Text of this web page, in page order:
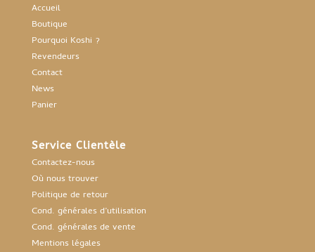
Accueil
Boutique
Pourquoi Koshi ?
Revendeurs
Contact
News
Panier
Service Clientèle
Contactez-nous
Où nous trouver
Politique de retour
Cond. générales d’utilisation
Cond. générales de vente
Mentions légales